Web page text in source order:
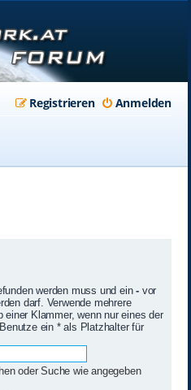
Anmelden
Registrieren
werden muss und ein-vor
darf. Verwende mehrere
einer Klammer, wenn nur eines der
ein * als Platzhalter für
oder Suche wie angegeben